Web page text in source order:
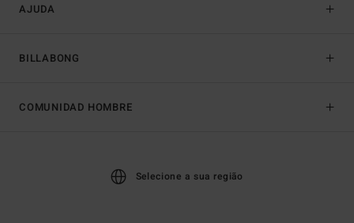
AJUDA
BILLABONG
COMUNIDAD HOMBRE
Selecione a sua região